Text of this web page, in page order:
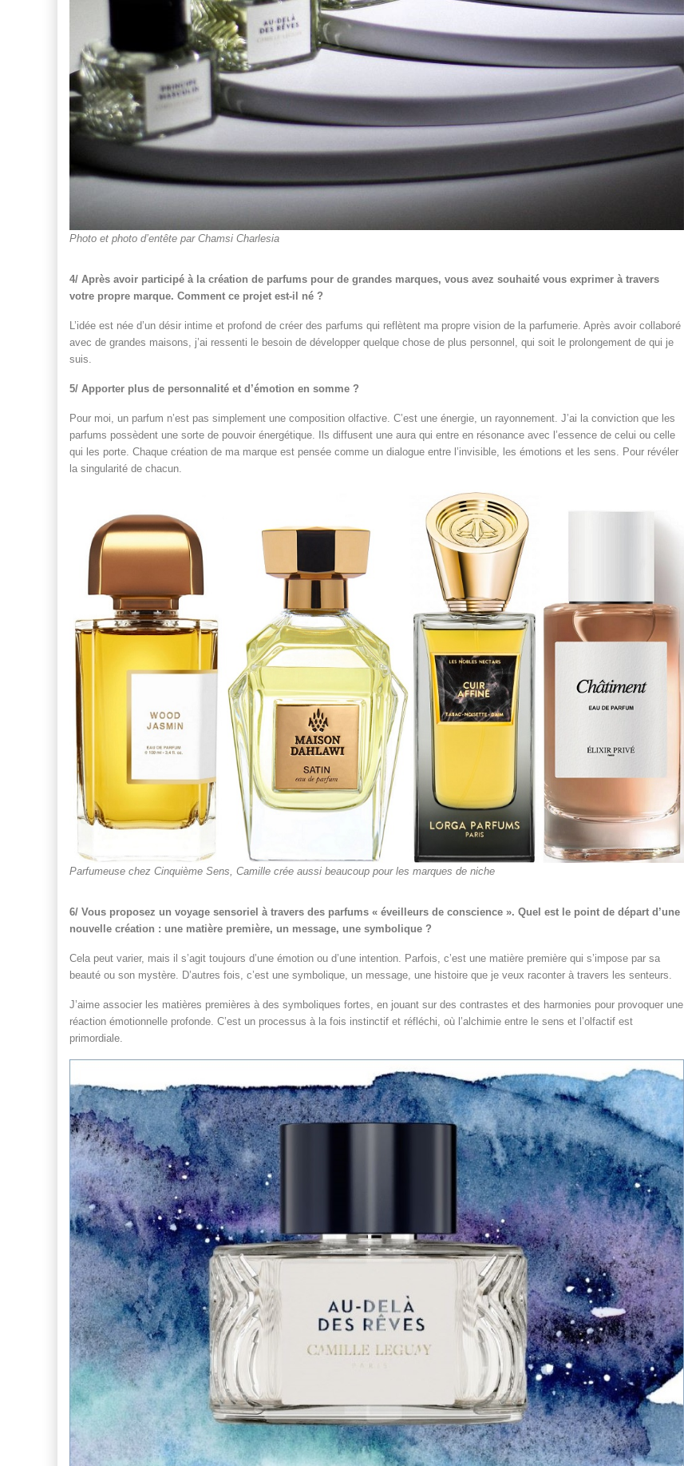
Photo et photo d’entête par Chamsi Charlesia
4/ Après avoir participé à la création de parfums pour de grandes marques, vous avez souhaité vous exprimer à travers
votre propre marque. Comment ce projet est-il né ?
L’idée est née d’un désir intime et profond de créer des parfums qui reflètent ma propre vision de la parfumerie. Après avoir collaboré
avec de grandes maisons, j’ai ressenti le besoin de développer quelque chose de plus personnel, qui soit le prolongement de qui je
suis.
5/ Apporter plus de personnalité et d’émotion en somme ?
Pour moi, un parfum n’est pas simplement une composition olfactive. C’est une énergie, un rayonnement. J’ai la conviction que les
parfums possèdent une sorte de pouvoir énergétique. Ils diffusent une aura qui entre en résonance avec l’essence de celui ou celle
qui les porte. Chaque création de ma marque est pensée comme un dialogue entre l’invisible, les émotions et les sens. Pour révéler
la singularité de chacun.
Parfumeuse chez Cinquième Sens, Camille crée aussi beaucoup pour les marques de niche
6/ Vous proposez un voyage sensoriel à travers des parfums « éveilleurs de conscience ». Quel est le point de départ d’une
nouvelle création : une matière première, un message, une symbolique ?
Cela peut varier, mais il s’agit toujours d’une émotion ou d’une intention. Parfois, c’est une matière première qui s’impose par sa
beauté ou son mystère. D’autres fois, c’est une symbolique, un message, une histoire que je veux raconter à travers les senteurs.
J’aime associer les matières premières à des symboliques fortes, en jouant sur des contrastes et des harmonies pour provoquer une
réaction émotionnelle profonde. C’est un processus à la fois instinctif et réfléchi, où l’alchimie entre le sens et l’olfactif est
primordiale.